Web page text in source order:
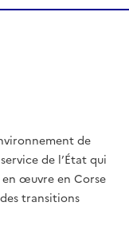
de
de l’État qui
en œuvre en Corse
transitions